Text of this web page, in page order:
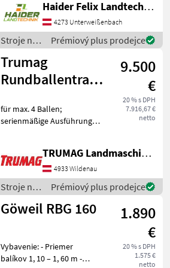
Grundrahmen mit
Dreipunktanbau
Ausführung
Haider Felix Landtechnik-Fachbetrieb e.U.
4273 Unterweißenbach
Stroje na
zber
objemových
krmív /
Göweil
Prémiový plus prodejce
Trumag
Rundballentransportwagen
Ausstellungsmaschine
9.500
€
20 % s DPH
7.916,67 €
netto
für max. 4 Ballen;
serienmäßige Ausführung:
Schwenkachse, auf Wunsch
Bowdenzugbedienung und
hydraulische Bremse; Preis:
TRUMAG Landmaschinen VertriebsgmbH
4933 Wildenau
Stroje na
zber
objemových
Prémiový plus prodejce
Göweil RBG 160
1.890
€
20 % s DPH
1.575 €
netto
Vybavenie: - Priemer
balíkov 1, 10 – 1, 60 m -